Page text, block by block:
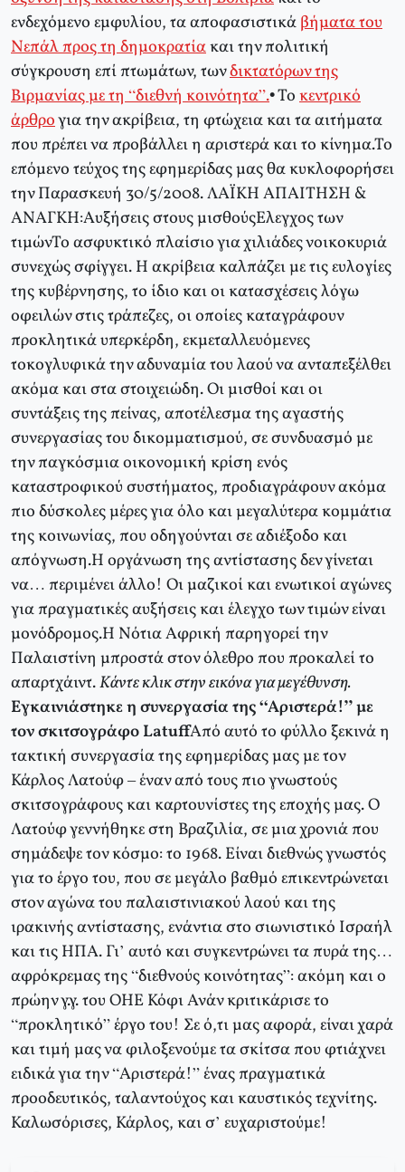
ενδεχόμενο εμφυλίου, τα αποφασιστικάβήματα του
Νεπάλ προς τη δημοκρατίακαι την πολιτική
σύγκρουση επί πτωμάτων, τωνδικτατόρων της
Βιρμανίας με τη “διεθνή κοινότητα”.• Τοκεντρικό
άρθρογια την ακρίβεια, τη φτώχεια και τα αιτήματα
που πρέπει να προβάλλει η αριστερά και το κίνημα.Το
επόμενο τεύχος της εφημερίδας μας θα κυκλοφορήσει
την Παρασκευή 30/5/2008. ΛΑΪΚΗ ΑΠΑΙΤΗΣΗ &
ΑΝΑΓΚΗ:Αυξήσεις στους μισθούςΕλεγχος των
τιμώνΤο ασφυκτικό πλαίσιο για χιλιάδες νοικοκυριά
συνεχώς σφίγγει. Η ακρίβεια καλπάζει με τις ευλογίες
της κυβέρνησης, το ίδιο και οι κατασχέσεις λόγω
οφειλών στις τράπεζες, οι οποίες καταγράφουν
προκλητικά υπερκέρδη, εκμεταλλευόμενες
τοκογλυφικά την αδυναμία του λαού να ανταπεξέλθει
ακόμα και στα στοιχειώδη. Οι μισθοί και οι
συντάξεις της πείνας, αποτέλεσμα της αγαστής
συνεργασίας του δικομματισμού, σε συνδυασμό με
την παγκόσμια οικονομική κρίση ενός
καταστροφικού συστήματος, προδιαγράφουν ακόμα
πιο δύσκολες μέρες για όλο και μεγαλύτερα κομμάτια
της κοινωνίας, που οδηγούνται σε αδιέξοδο και
απόγνωση.Η οργάνωση της αντίστασης δεν γίνεται
να… περιμένει άλλο! Οι μαζικοί και ενωτικοί αγώνες
για πραγματικές αυξήσεις και έλεγχο των τιμών είναι
μονόδρομος.Η Νότια Αφρική παρηγορεί την
Παλαιστίνη μπροστά στον όλεθρο που προκαλεί το
απαρτχάιντ.Κάντε κλικ στην εικόνα για μεγέθυνση.
Εγκαινιάστηκε η συνεργασία της “Αριστερά!” με
τον σκιτσογράφο LatuffΑπό αυτό το φύλλο ξεκινά η
τακτική συνεργασία της εφημερίδας μας με τον
Κάρλος Λατούφ – έναν από τους πιο γνωστούς
σκιτσογράφους και καρτουνίστες της εποχής μας. Ο
Λατούφ γεννήθηκε στη Βραζιλία, σε μια χρονιά που
σημάδεψε τον κόσμο: το 1968. Είναι διεθνώς γνωστός
για το έργο του, που σε μεγάλο βαθμό επικεντρώνεται
στον αγώνα του παλαιστινιακού λαού και της
ιρακινής αντίστασης, ενάντια στο σιωνιστικό Ισραήλ
και τις ΗΠΑ. Γι’ αυτό και συγκεντρώνει τα πυρά της…
αφρόκρεμας της “διεθνούς κοινότητας”: ακόμη και ο
πρώην γ.γ. του ΟΗΕ Κόφι Ανάν κριτικάρισε το
“προκλητικό” έργο του! Σε ό,τι μας αφορά, είναι χαρά
και τιμή μας να φιλοξενούμε τα σκίτσα που φτιάχνει
ειδικά για την “Αριστερά!” ένας πραγματικά
προοδευτικός, ταλαντούχος και καυστικός τεχνίτης.
Καλωσόρισες, Κάρλος, και σ’ ευχαριστούμε!